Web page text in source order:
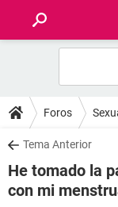
FOROS
SALUD
FAMILIA
Foros
Tema Anterior
He tomado la
con mi